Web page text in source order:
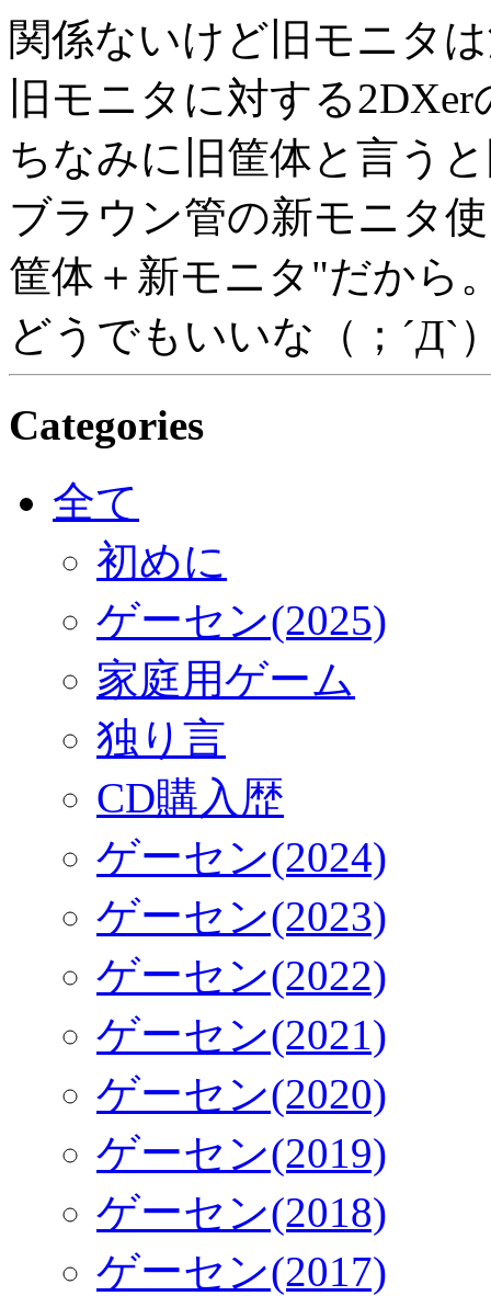
関係ないけど旧モニタ
旧モニタに対する
ちなみに旧筐体と言う
ブラウン管の新モニタ
筐体＋新モニタ"だから
どうでもいいな（；´Д`
Categories
全て
初めに
ゲーセン(2025)
家庭用ゲーム
独り言
CD購入歴
ゲーセン(2024)
ゲーセン(2023)
ゲーセン(2022)
ゲーセン(2021)
ゲーセン(2020)
ゲーセン(2019)
ゲーセン(2018)
ゲーセン(2017)